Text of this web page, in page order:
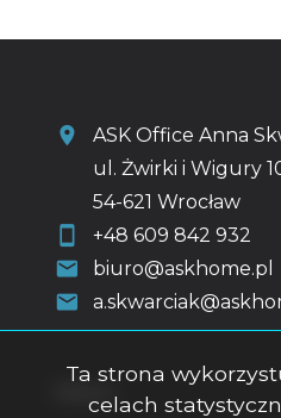
ASK Office Anna
ul. Żwirki i Wigury
54-621 Wrocław
+48 609 842 932
biuro@askhome.pl
Ta strona
celach